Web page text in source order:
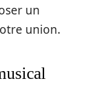
un
union.